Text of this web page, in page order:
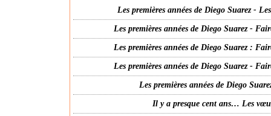
Les premières années de Diego Suarez -
Les premières années de Diego Suarez -
Les premières années de Diego Suarez :
Les premières années de Diego Suarez -
Les premières années de Diego
Il y a presque cent ans… Les